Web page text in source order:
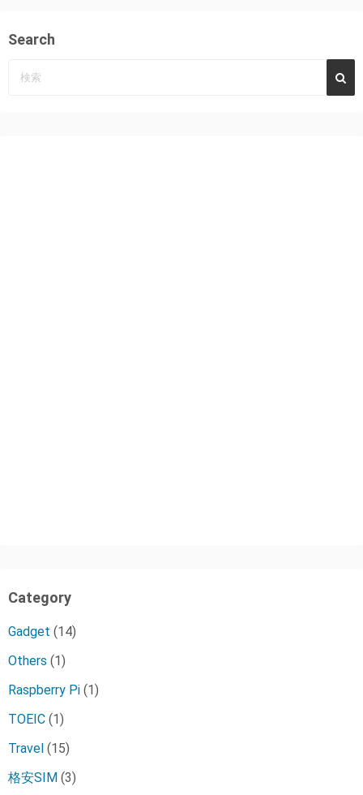
Search
Category
Gadget (14)
Others (1)
Raspberry Pi (1)
TOEIC (1)
Travel (15)
格安SIM (3)